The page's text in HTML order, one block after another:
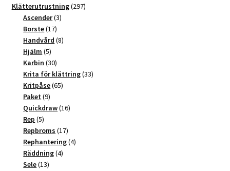
t
i
v
e
produkter
Klätterutrustning 297297
Ascender 33
Borste 1717
produkter
Handvård 88
Hjälm 55
produkter
Karbin 3030
produkter
Krita för klättring 3333
Kritpåse 6565
Paket 99
produkter
Quickdraw 1616
Rep 55
produkter
Repbroms 1717
produkter
Rephantering 44
Räddning 44
Sele 1313